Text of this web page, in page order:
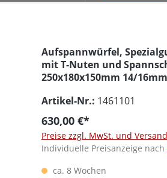
Aufspannwürfel,
mit T-Nuten und
250x180x150mm 14/
Artikel-Nr.: 1461101
630,00 €*
Preise zzgl. MwSt. und
Individuelle Preisanzeige nach
ca. 8 Wochen